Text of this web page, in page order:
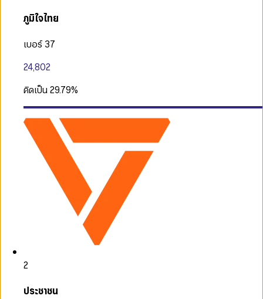
ภูมิใจไทย
เบอร์ 37
24,802
คิดเป็น29.79%
2
ประชาชน